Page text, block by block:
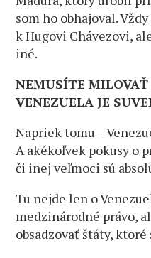
som ho obhajoval.
k Hugovi Chávezovi,
iné.
NEMUSÍTE
VENEZUELA JE
Napriek tomu –
A akékoľvek pokusy o
či inej veľmoci sú
Tu nejde len o
medzinárodné právo,
obsadzovať štáty, ktoré